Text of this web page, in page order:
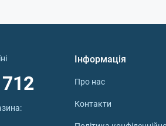
Інформація
Про нас
Контакти